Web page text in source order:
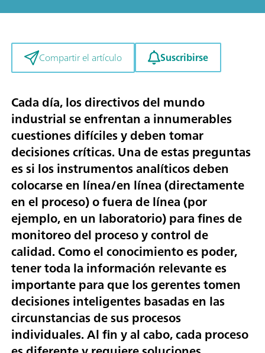
Compartir el artículo Suscribirse
Cada día, los directivos del mundo
industrial se enfrentan a innumerables
cuestiones difíciles y deben tomar
decisiones críticas. Una de estas preguntas
es si los instrumentos analíticos deben
colocarse en línea/en línea (directamente
en el proceso) o fuera de línea (por
ejemplo, en un laboratorio) para fines de
monitoreo del proceso y control de
calidad. Como el conocimiento es poder,
tener toda la información relevante es
importante para que los gerentes tomen
decisiones inteligentes basadas en las
circunstancias de sus procesos
individuales. Al fin y al cabo, cada proceso